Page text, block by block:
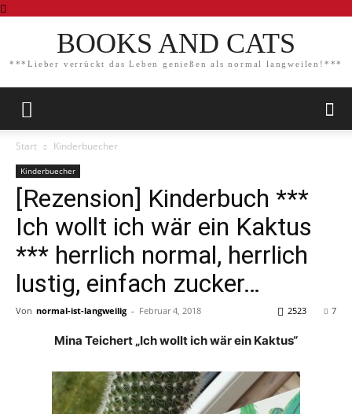
BOOKS AND CATS
***Lieber verrückt das Leben genießen als normal langweilen!***
Start Kinderbuecher
Kinderbuecher
[Rezension] Kinderbuch ***
Ich wollt ich wär ein Kaktus
*** herrlich normal, herrlich
lustig, einfach zucker…
Von normal-ist-langweilig - Februar 4, 2018 7
2523
Mina Teichert „Ich wollt ich wär ein Kaktus“